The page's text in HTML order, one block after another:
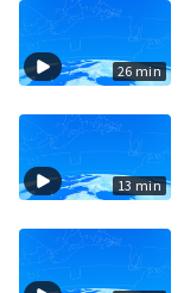
26 min
13 min